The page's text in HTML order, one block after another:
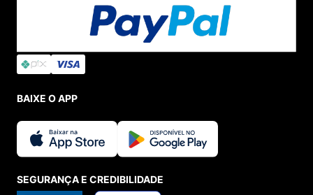
BAIXE O APP
SEGURANÇA E CREDIBILIDADE